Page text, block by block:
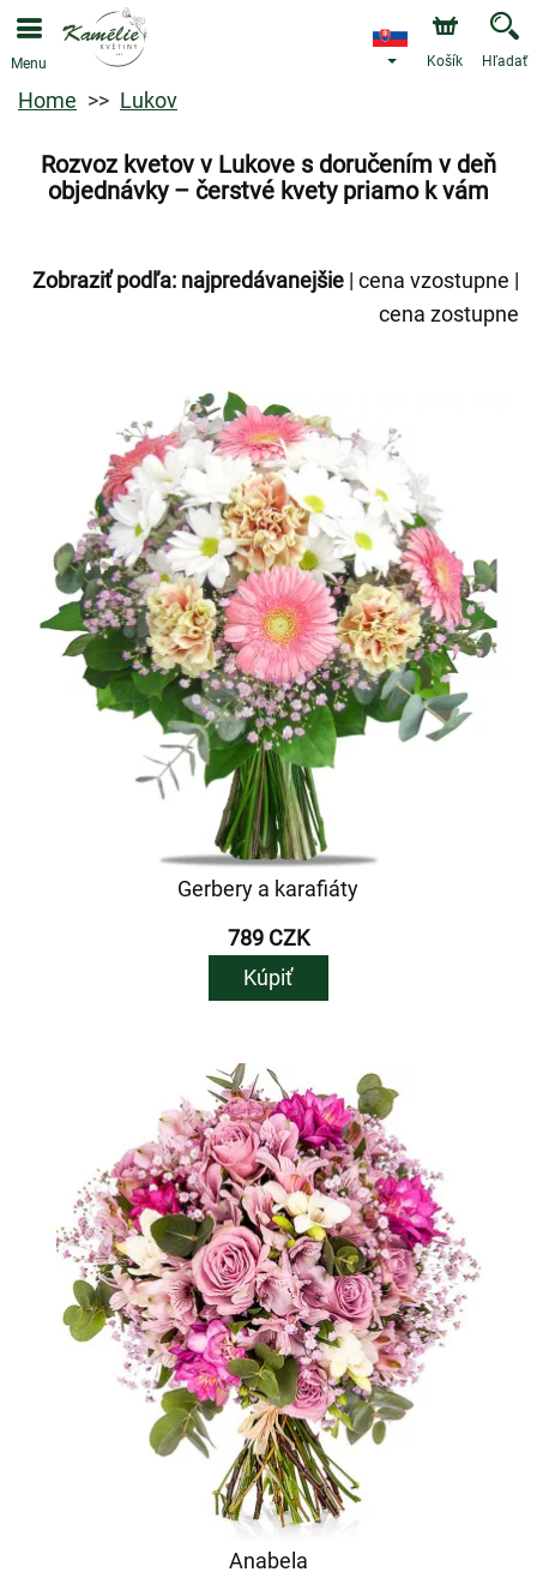
Menu Košík Hľadať
Home Lukov
Rozvoz kvetov v Lukove s doručením v deň
objednávky – čerstvé kvety priamo k vám
Zobraziť podľa: najpredávanejšie | cena vzostupne |
cena zostupne
Gerbery a karafiáty
789 CZK
Kúpiť
Anabela